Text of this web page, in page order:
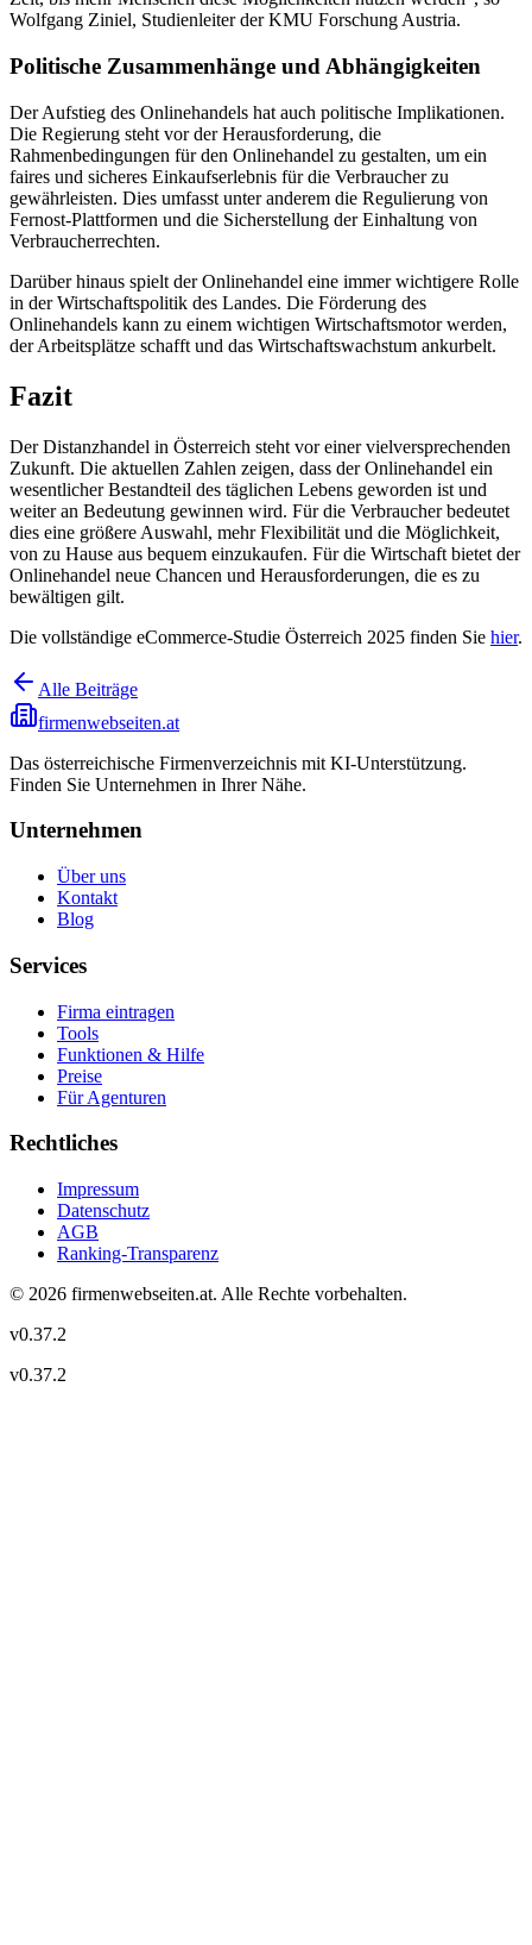
Wolfgang Ziniel, Studienleiter der KMU Forschung Austria.
Politische Zusammenhänge und Abhängigkeiten
Der Aufstieg des Onlinehandels hat auch politische Implikationen.
Die Regierung steht vor der Herausforderung, die
Rahmenbedingungen für den Onlinehandel zu gestalten, um ein
faires und sicheres Einkaufserlebnis für die Verbraucher zu
gewährleisten. Dies umfasst unter anderem die Regulierung von
Fernost-Plattformen und die Sicherstellung der Einhaltung von
Verbraucherrechten.
Darüber hinaus spielt der Onlinehandel eine immer wichtigere Rolle
in der Wirtschaftspolitik des Landes. Die Förderung des
Onlinehandels kann zu einem wichtigen Wirtschaftsmotor werden,
der Arbeitsplätze schafft und das Wirtschaftswachstum ankurbelt.
Fazit
Der Distanzhandel in Österreich steht vor einer vielversprechenden
Zukunft. Die aktuellen Zahlen zeigen, dass der Onlinehandel ein
wesentlicher Bestandteil des täglichen Lebens geworden ist und
weiter an Bedeutung gewinnen wird. Für die Verbraucher bedeutet
dies eine größere Auswahl, mehr Flexibilität und die Möglichkeit,
von zu Hause aus bequem einzukaufen. Für die Wirtschaft bietet der
Onlinehandel neue Chancen und Herausforderungen, die es zu
bewältigen gilt.
Die vollständige eCommerce-Studie Österreich 2025 finden Sie hier.
Alle Beiträge
firmenwebseiten.at
Das österreichische Firmenverzeichnis mit KI-Unterstützung.
Finden Sie Unternehmen in Ihrer Nähe.
Unternehmen
Über uns
Kontakt
Blog
Services
Firma eintragen
Tools
Funktionen & Hilfe
Preise
Für Agenturen
Rechtliches
Impressum
Datenschutz
AGB
Ranking-Transparenz
© 2026 firmenwebseiten.at. Alle Rechte vorbehalten.
v0.37.2
v0.37.2